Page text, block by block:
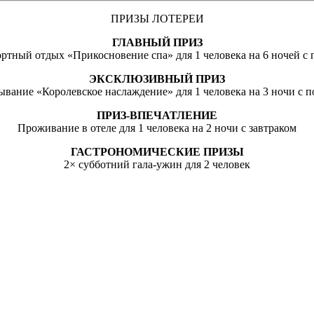
ПРИЗЫ ЛОТЕРЕИ
ГЛАВНЫЙ ПРИЗ
отдых «Прикосновение спа» для 1 человека на 6 ночей с
ЭКСКЛЮЗИВНЫЙ ПРИЗ
«Королевское наслаждение» для 1 человека на 3 ночи с
ПРИЗ-ВПЕЧАТЛЕНИЕ
Проживание в отеле для 1 человека на 2 ночи с завтраком
ГАСТРОНОМИЧЕСКИЕ ПРИЗЫ
2× субботний гала-ужин для 2 человек